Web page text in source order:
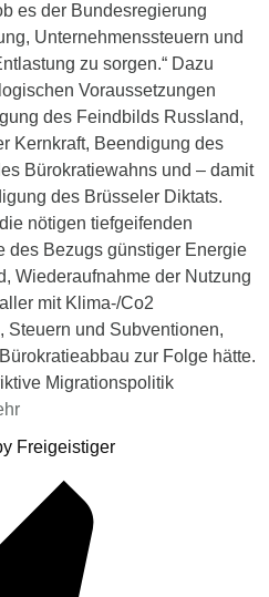
es der Bundesregierung
Unternehmenssteuern und
zu sorgen.“ Dazu
Voraussetzungen
des Feindbilds Russland,
Kernkraft, Beendigung des
Bürokratiewahns und – damit
des Brüsseler Diktats.
nötigen tiefgeifenden
des Bezugs günstiger Energie
Wiederaufnahme der Nutzung
mit Klima-/Co2
Steuern und Subventionen,
zur Folge hätte.
Migrationspolitik
Freigeistiger